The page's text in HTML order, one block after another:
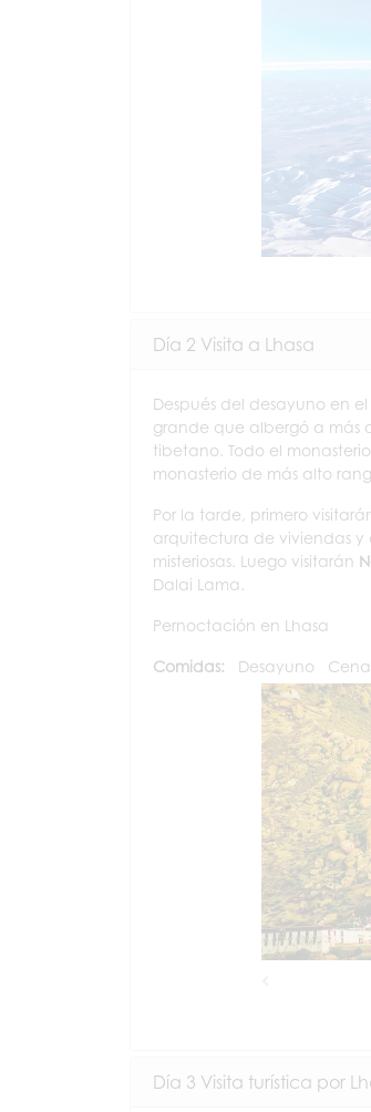
Día 2 Visita a Lhasa
Después del desayuno en
grande que albergó a más
tibetano. Todo el
monasterio de más alto
Por la tarde, primero
arquitectura de viviendas y
misteriosas. Luego visitarán
Dalai Lama.
Pernoctación en Lhasa
Comidas: Desayuno
Día 3 Visita turística por